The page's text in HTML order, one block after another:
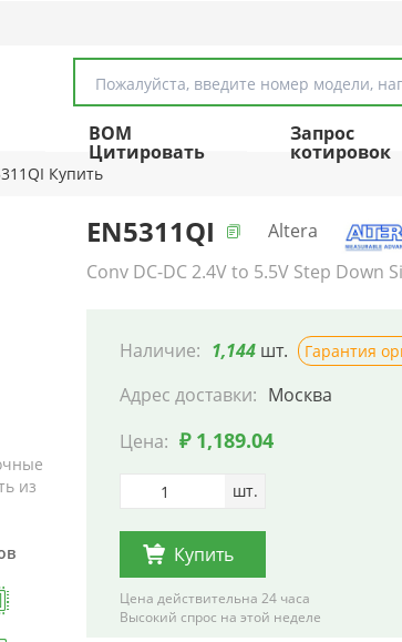
Пожалуйста, введите номер модели,
BOM
Цитировать
Запрос
котировок
Купить
из
EN5311QI
Altera
Conv DC-DC 2.4V to 5.5V Step Down
Наличие: 1,144 шт. Гарантия
Адрес доставки: Москва
Цена: ₽ 1,189.04
шт.
Купить
Цена действительна 24 часа
Высокий спрос на этой неделе